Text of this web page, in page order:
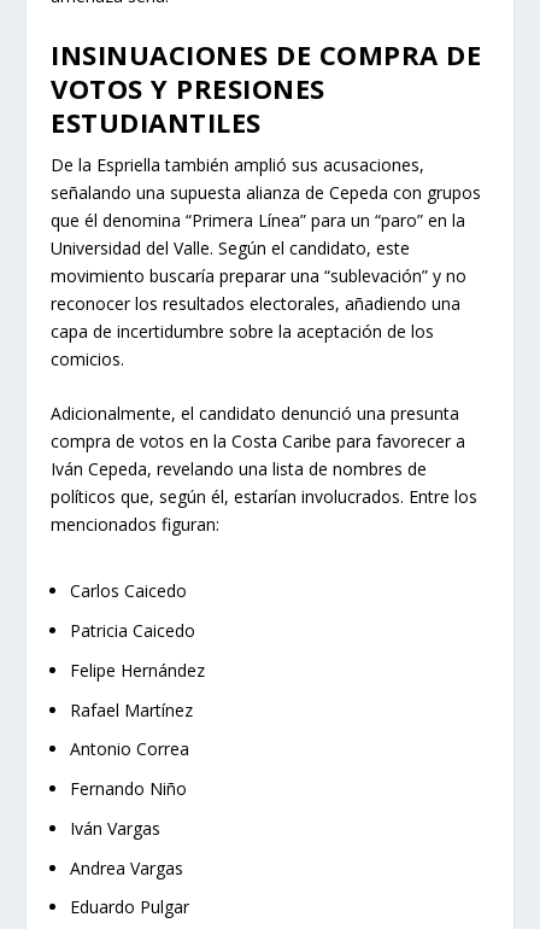
INSINUACIONES DE COMPRA DE
VOTOS Y PRESIONES
ESTUDIANTILES
De la Espriella también amplió sus acusaciones,
señalando una supuesta alianza de Cepeda con grupos
que él denomina “Primera Línea” para un “paro” en la
Universidad del Valle. Según el candidato, este
movimiento buscaría preparar una “sublevación” y no
reconocer los resultados electorales, añadiendo una
capa de incertidumbre sobre la aceptación de los
comicios.
Adicionalmente, el candidato denunció una presunta
compra de votos en la Costa Caribe para favorecer a
Iván Cepeda, revelando una lista de nombres de
políticos que, según él, estarían involucrados. Entre los
mencionados figuran:
Carlos Caicedo
Patricia Caicedo
Felipe Hernández
Rafael Martínez
Antonio Correa
Fernando Niño
Iván Vargas
Andrea Vargas
Eduardo Pulgar